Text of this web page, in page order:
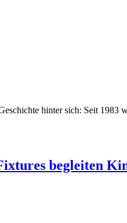
hinter sich: Seit
begleiten